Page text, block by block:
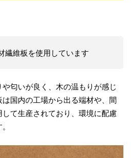
繊維板を使用しています
匂いが良く、木の温もりが感じ
国内の工場から出る端材や、間
て生産されており、環境に配慮